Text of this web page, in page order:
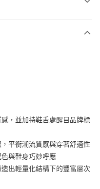
免運費
運費表
，並加持鞋舌處醒目品牌標
平衡潮流質感與穿著舒適性
與鞋身巧妙呼應
出輕量化結構下的豐富層次